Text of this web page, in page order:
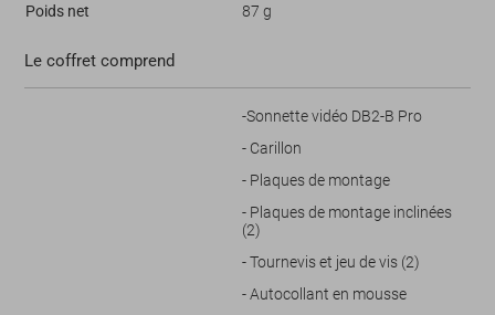
Poids net
87 g
Le coffret comprend
-Sonnette vidéo DB2-B Pro
- Carillon
- Plaques de montage
- Plaques de montage inclinées
(2)
- Tournevis et jeu de vis (2)
- Autocollant en mousse